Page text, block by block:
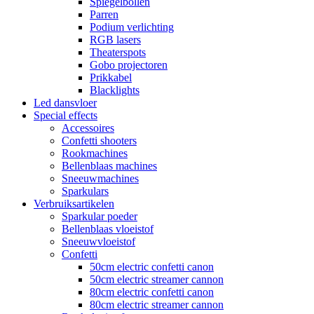
Parren
Podium verlichting
RGB lasers
Theaterspots
Gobo projectoren
Prikkabel
Blacklights
Led dansvloer
Special effects
Accessoires
Confetti shooters
Rookmachines
Bellenblaas machines
Sneeuwmachines
Sparkulars
Verbruiksartikelen
Sparkular poeder
Bellenblaas vloeistof
Sneeuwvloeistof
Confetti
50cm electric confetti canon
50cm electric streamer cannon
80cm electric confetti canon
80cm electric streamer cannon